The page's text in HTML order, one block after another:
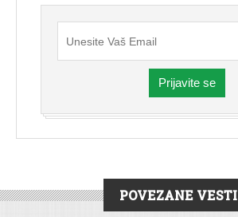
Prijavite se
POVEZANE VESTI